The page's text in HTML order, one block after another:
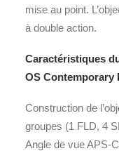
mise au point.
à double action.
Caractéristiques
OS Contemporary
Construction de
groupes (1 FLD, 4
Angle de vue APS-